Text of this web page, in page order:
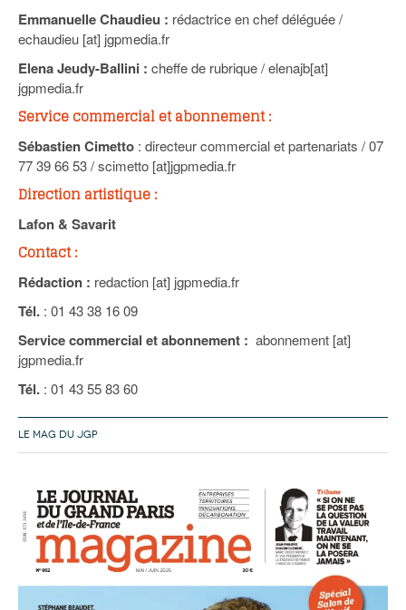
Emmanuelle Chaudieu : rédactrice en chef déléguée /
echaudieu [at] jgpmedia.fr
Elena Jeudy-Ballini : cheffe de rubrique / elenajb[at]
jgpmedia.fr
Service commercial et abonnement :
Sébastien Cimetto : directeur commercial et partenariats / 07
77 39 66 53 / scimetto [at]jgpmedia.fr
Direction artistique :
Lafon & Savarit
Contact :
Rédaction : redaction [at] jgpmedia.fr
Tél. : 01 43 38 16 09
Service commercial et abonnement : abonnement [at]
jgpmedia.fr
Tél. : 01 43 55 83 60
LE MAG DU JGP